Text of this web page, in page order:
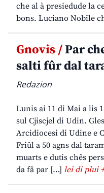
che al à presiedude la
bons. Luciano Nobile
Gnovis /Par
salti fûr dal
Redazion
Lunis ai 11 di Mai a lis
sul Cjiscjel di Udin.
Arcidiocesi di Udine e
Friûl a 50 agns dal
muarts e dutis chês
da fâ par […] lei di plui +